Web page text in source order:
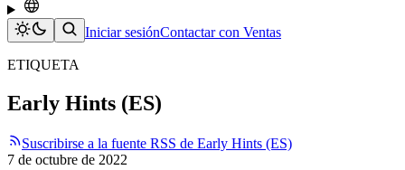
Iniciar sesiónContactar con Ventas
ETIQUETA
Early Hints (ES)
Suscribirse a la fuente RSS de Early Hints (ES)
7 de octubre de 2022